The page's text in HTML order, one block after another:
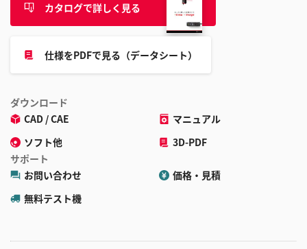
カタログで詳しく見る
仕様をPDFで見る（データシート）
ダウンロード
CAD / CAE
マニュアル
ソフト他
3D-PDF
サポート
お問い合わせ
価格・見積
無料テスト機